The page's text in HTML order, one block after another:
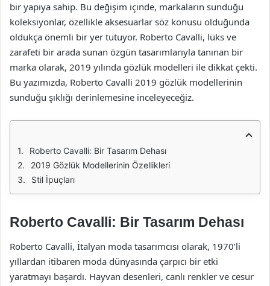
bir yapıya sahip. Bu değişim içinde, markaların sunduğu
koleksiyonlar, özellikle aksesuarlar söz konusu olduğunda
oldukça önemli bir yer tutuyor. Roberto Cavalli, lüks ve
zarafeti bir arada sunan özgün tasarımlarıyla tanınan bir
marka olarak, 2019 yılında gözlük modelleri ile dikkat çekti.
Bu yazımızda, Roberto Cavalli 2019 gözlük modellerinin
sunduğu şıklığı derinlemesine inceleyeceğiz.
Roberto Cavalli: Bir Tasarım Dehası
2019 Gözlük Modellerinin Özellikleri
Stil İpuçları
Roberto Cavalli: Bir Tasarım Dehası
Roberto Cavalli, İtalyan moda tasarımcısı olarak, 1970’li
yıllardan itibaren moda dünyasında çarpıcı bir etki
yaratmayı başardı. Hayvan desenleri, canlı renkler ve cesur